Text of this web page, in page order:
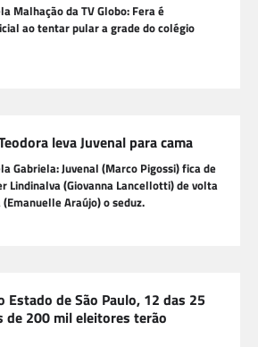
Malhação da TV Globo: Fera é
ao tentar pular a grade do colégio
leva Juvenal para cama
Gabriela: Juvenal (Marco Pigossi) fica de
Lindinalva (Giovanna Lancellotti) de volta
Araújo) o seduz.
Estado de São Paulo, 12 das 25
de 200 mil eleitores terão